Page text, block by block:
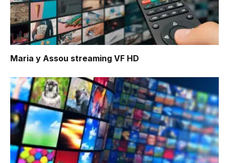
Maria y Assou streaming VF HD